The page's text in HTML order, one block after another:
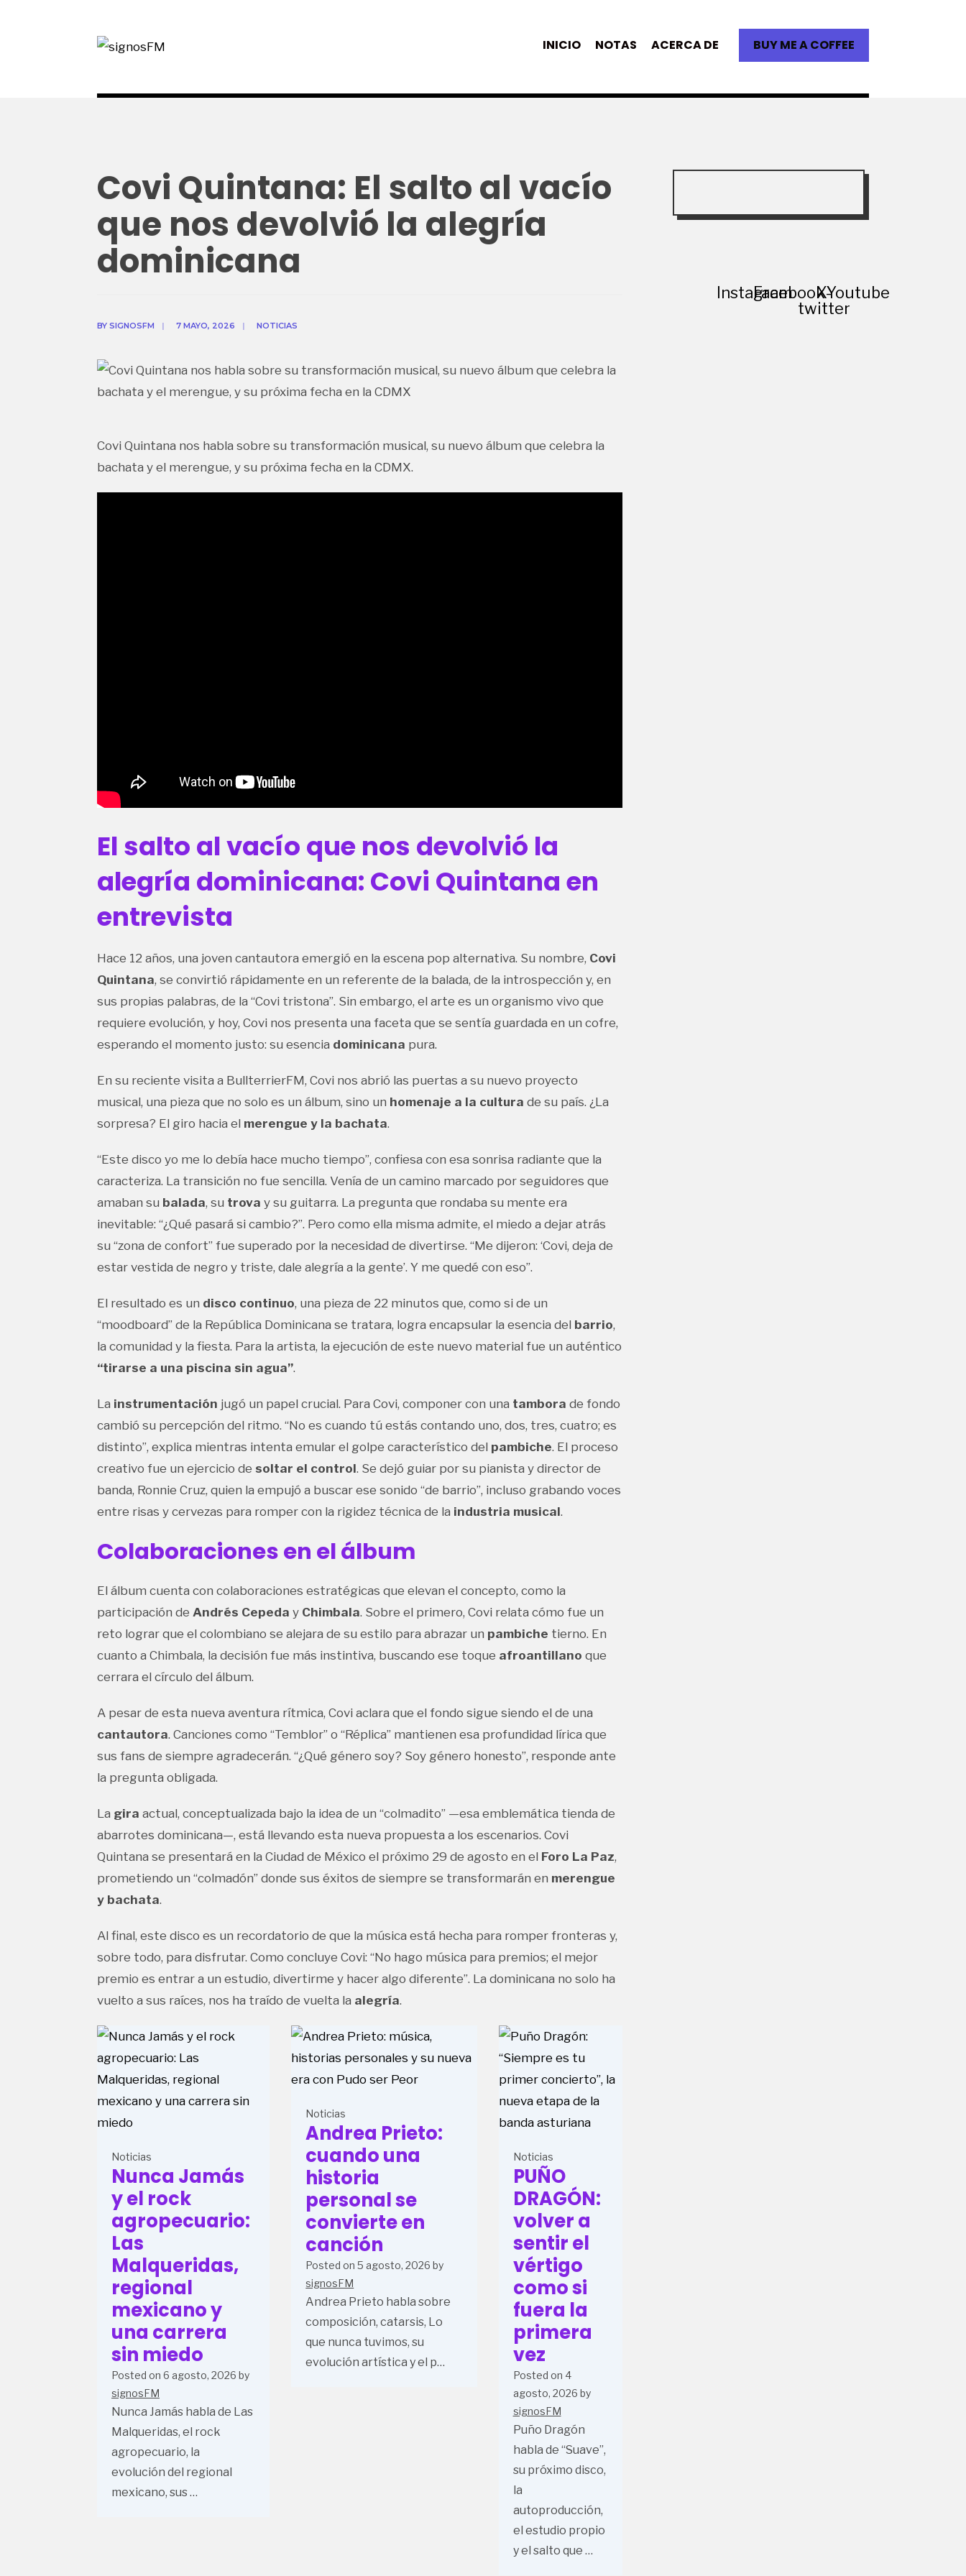
INICIO NOTAS ACERCA DE BUY ME A COFFEE
Covi Quintana: El salto al vacío
que nos devolvió la alegría
dominicana
BY SIGNOSFM | 7 MAYO, 2026 | NOTICIAS
Covi Quintana nos habla sobre su transformación musical, su nuevo álbum que celebra la
bachata y el merengue, y su próxima fecha en la CDMX.
El salto al vacío que nos devolvió la
alegría dominicana: Covi Quintana en
entrevista
Hace 12 años, una joven cantautora emergió en la escena pop alternativa. Su nombre, Covi
Quintana, se convirtió rápidamente en un referente de la balada, de la introspección y, en
sus propias palabras, de la “Covi tristona”. Sin embargo, el arte es un organismo vivo que
requiere evolución, y hoy, Covi nos presenta una faceta que se sentía guardada en un cofre,
esperando el momento justo: su esencia dominicana pura.
En su reciente visita a BullterrierFM, Covi nos abrió las puertas a su nuevo proyecto
musical, una pieza que no solo es un álbum, sino un homenaje a la cultura de su país. ¿La
sorpresa? El giro hacia el merengue y la bachata.
“Este disco yo me lo debía hace mucho tiempo”, confiesa con esa sonrisa radiante que la
caracteriza. La transición no fue sencilla. Venía de un camino marcado por seguidores que
amaban su balada, su trova y su guitarra. La pregunta que rondaba su mente era
inevitable: “¿Qué pasará si cambio?”. Pero como ella misma admite, el miedo a dejar atrás
su “zona de confort” fue superado por la necesidad de divertirse. “Me dijeron: ‘Covi, deja de
estar vestida de negro y triste, dale alegría a la gente’. Y me quedé con eso”.
El resultado es un disco continuo, una pieza de 22 minutos que, como si de un
“moodboard” de la República Dominicana se tratara, logra encapsular la esencia del barrio,
la comunidad y la fiesta. Para la artista, la ejecución de este nuevo material fue un auténtico
“tirarse a una piscina sin agua”.
La instrumentación jugó un papel crucial. Para Covi, componer con una tambora de fondo
cambió su percepción del ritmo. “No es cuando tú estás contando uno, dos, tres, cuatro; es
distinto”, explica mientras intenta emular el golpe característico del pambiche. El proceso
creativo fue un ejercicio de soltar el control. Se dejó guiar por su pianista y director de
banda, Ronnie Cruz, quien la empujó a buscar ese sonido “de barrio”, incluso grabando voces
entre risas y cervezas para romper con la rigidez técnica de la industria musical.
Colaboraciones en el álbum
El álbum cuenta con colaboraciones estratégicas que elevan el concepto, como la
participación de Andrés Cepeda y Chimbala. Sobre el primero, Covi relata cómo fue un
reto lograr que el colombiano se alejara de su estilo para abrazar un pambiche tierno. En
cuanto a Chimbala, la decisión fue más instintiva, buscando ese toque afroantillano que
cerrara el círculo del álbum.
A pesar de esta nueva aventura rítmica, Covi aclara que el fondo sigue siendo el de una
cantautora. Canciones como “Temblor” o “Réplica” mantienen esa profundidad lírica que
sus fans de siempre agradecerán. “¿Qué género soy? Soy género honesto”, responde ante
la pregunta obligada.
La gira actual, conceptualizada bajo la idea de un “colmadito” —esa emblemática tienda de
abarrotes dominicana—, está llevando esta nueva propuesta a los escenarios. Covi
Quintana se presentará en la Ciudad de México el próximo 29 de agosto en el Foro La Paz,
prometiendo un “colmadón” donde sus éxitos de siempre se transformarán en merengue
y bachata.
Al final, este disco es un recordatorio de que la música está hecha para romper fronteras y,
sobre todo, para disfrutar. Como concluye Covi: “No hago música para premios; el mejor
premio es entrar a un estudio, divertirme y hacer algo diferente”. La dominicana no solo ha
vuelto a sus raíces, nos ha traído de vuelta la alegría.
Noticias
Nunca Jamás
y el rock
agropecuario:
Las
Malqueridas,
regional
mexicano y
una carrera
sin miedo
Posted on 6 agosto, 2026 by
signosFM
Nunca Jamás habla de Las
Malqueridas, el rock
agropecuario, la
evolución del regional
mexicano, sus …
Noticias
Andrea Prieto:
cuando una
historia
personal se
convierte en
canción
Posted on5 agosto, 2026 by
signosFM
Andrea Prieto habla sobre
composición, catarsis, Lo
que nunca tuvimos, su
evolución artística y el p…
Noticias
PUÑO
DRAGÓN:
volver a
sentir el
vértigo
como si
fuera la
primera
vez
Posted on 4
agosto, 2026 by
signosFM
Puño Dragón
habla de “Suave”,
su próximo disco,
la
autoproducción,
el estudio propio
y el salto que …
Instagram
FacebookX-
twitter
Youtube